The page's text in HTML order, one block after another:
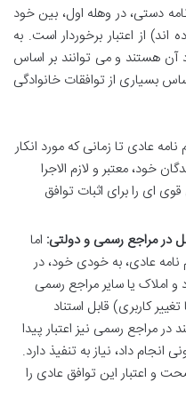
دستی، در وهله اول، بین خود
از اعتبار برخوردار است. به
آن هستند و می توانند بر اساس
بسیاری از توافقات خانوادگی
عادی تا زمانی که مورد انکار
خود، معتبر و لازم الاجرا
ای را برای اثبات توافق
در مراجع رسمی و دولتی: اما
عادی، به خودی خود، در
و املاک یا سایر مراجع رسمی
کاربری) قابل استناد
مراجع رسمی نیز اعتبار پیدا
انجام داد، نیاز به تنفیذ دارد.
و اعتبار این توافق عادی را